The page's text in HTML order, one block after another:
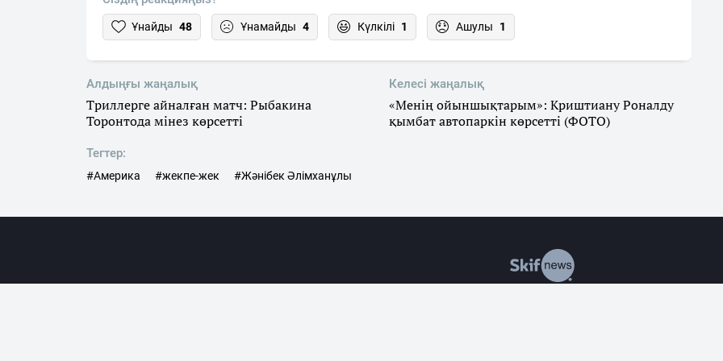
Ұнайды 48 Ұнамайды 4 Күлкілі 1 Ашулы 1
Алдыңғы жаңалық
Триллерге айналған матч: Рыбакина
Торонтода мінез көрсетті
Келесі жаңалық
«Менің ойыншықтарым»: Криштиану Роналду
қымбат автопаркін көрсетті (ФОТО)
Тегтер:
#Америка #жекпе-жек #Жәнібек Әлімханұлы